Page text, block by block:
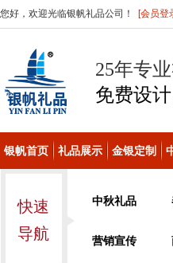
您好，欢迎光临银帆礼品公司！ [会员登
25年专
免费设
银帆首页 礼品展示 金银定制
快速
导航
中秋礼品
营销宣传